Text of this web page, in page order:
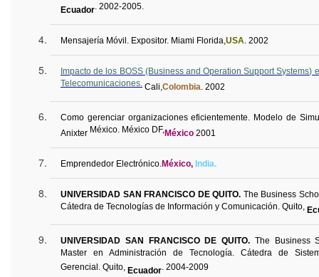
Ecuador. 2002-2005.
Mensajería Móvil. Expositor. Miami Florida, USA . 2002
Impacto de los BOSS (Business and Operation Support Systems)
Telecomunicaciones. Cali, Colombia . 2002
Como gerenciarorganizaciones eficientemente. Modelo de
Anixter México. México DF,México 2001
Emprendedor Electrónico. México, India.
UNIVERSIDAD SAN FRANCISCO DE QUITO. The Business
Cátedra de Tecnologías de Información y Comunicación. Quito,
UNIVERSIDAD SAN FRANCISCO DE QUITO. The Business
Master en Administración de Tecnología. Cátedra de
Gerencial. Quito, Ecuador. 2004-2009